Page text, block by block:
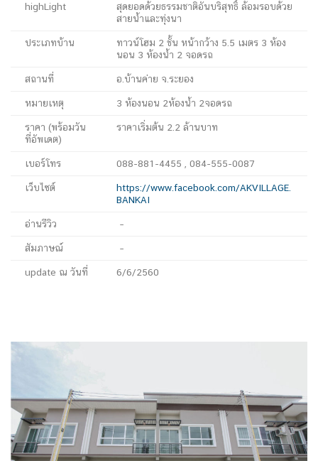
highLight
สุดยอดด้วยธรรมชาติอันบริสุทธิ์ ล้อมรอบด้วย
สายน้ำและทุ่งนา
ประเภทบ้าน
ทาวน์โฮม 2 ชั้น หน้ากว้าง 5.5 เมตร 3 ห้อง
นอน 3 ห้องน้ำ 2 จอดรถ
สถานที่ อ.บ้านค่าย จ.ระยอง
หมายเหตุ 3 ห้องนอน 2ห้องน้ำ 2จอดรถ
ราคา (พร้อมวัน
ที่อัพเดต)
ราคาเริ่มต้น 2.2 ล้านบาท
เบอร์โทร 088-881-4455 , 084-555-0087
เว็บไซต์
https://www.facebook.com/AKVILLAGE.
BANKAI
อ่านรีวิว –
สัมภาษณ์ –
update ณ วันที่ 6/6/2560